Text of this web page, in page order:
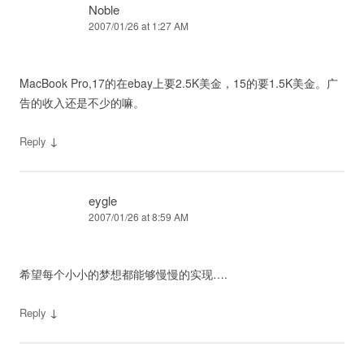
Noble
2007/01/26 at 1:27 AM
MacBook Pro,17的在ebay上要2.5K美金，15的要1.5K美金。广
告的收入还是不少的嘛。
Reply ↓
eygle
2007/01/26 at 8:59 AM
希望每个小小的梦想都能够慢慢的实现….
Reply ↓